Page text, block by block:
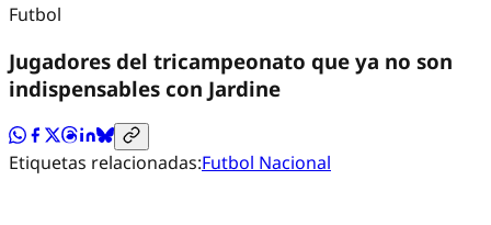
Futbol
Jugadores del tricampeonato que ya no son
indispensables con Jardine
Etiquetas relacionadas:Futbol Nacional